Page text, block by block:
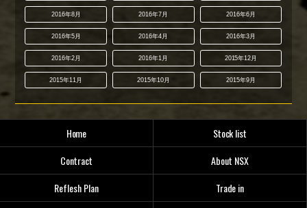
2016年8月 2016年7月 2016年6月
2016年5月 2016年4月 2016年3月
2016年2月 2016年1月 2015年12月
2015年11月 2015年10月 2015年9月
Home
Stock list
Contract
About NSX
Reflesh Plan
Trade in